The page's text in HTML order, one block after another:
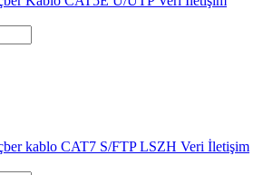
kablo CAT7 S/FTP LSZH Veri İletişim